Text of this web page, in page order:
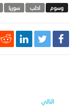
ادلب سوريا